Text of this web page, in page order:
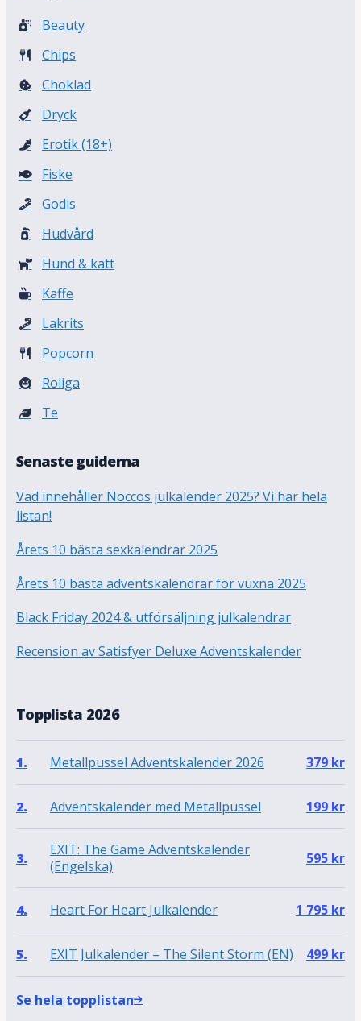
Beauty
Chips
Choklad
Dryck
Erotik (18+)
Fiske
Godis
Hudvård
Hund & katt
Kaffe
Lakrits
Popcorn
Roliga
Te
Senaste guiderna
Vad innehåller Noccos julkalender 2025? Vi har hela
listan!
Årets 10 bästa sexkalendrar 2025
Årets 10 bästa adventskalendrar för vuxna 2025
Black Friday 2024 & utförsäljning julkalendrar
Recension av Satisfyer Deluxe Adventskalender
Topplista 2026
1. Metallpussel Adventskalender 2026 379 kr
2. Adventskalender med Metallpussel 199 kr
3.
EXIT: The Game Adventskalender
(Engelska)
595 kr
4. Heart For Heart Julkalender 1 795 kr
5. EXIT Julkalender – The Silent Storm (EN) 499 kr
Se hela topplistan